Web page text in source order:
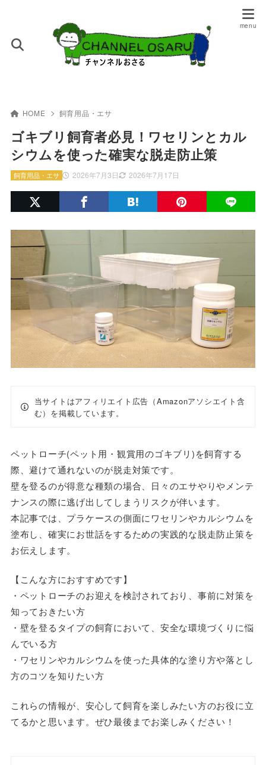
HOME 飼育用品・エサ
ゴキブリ飼育者必見！ワセリンとカル
シウムを使った確実な脱走防止策
2026年7月3日 2026年7月17日
飼育用品・エサ
当サイトはアフィリエイト広告（Amazonアソシエイト含
む）を掲載しています。
ペットローチ(ペット用・観賞用のゴキブリ)を飼育する
際、避けて通れないのが脱走対策です。
壁を登るのが得意な種類の場合、日々のエサやりやメンテ
ナンスの際に逃げ出してしまうリスクが伴います。
本記事では、プラケースの側面にワセリンやカルシウムを
塗布し、確実にお世話をするための実践的な脱走防止策を
お伝えします。
【こんな方におすすめです】
・ペットローチのお迎えを検討されており、事前に対策を
知っておきたい方
・壁を登るタイプの飼育において、安全な環境づくりに悩
んでいる方
・ワセリンやカルシウムを使った具体的な塗り方や落とし
方のコツを知りたい方
これらの情報が、安心して飼育を楽しみたい方のお役に立
てるかと思います。ぜひ最後までお楽しみください！